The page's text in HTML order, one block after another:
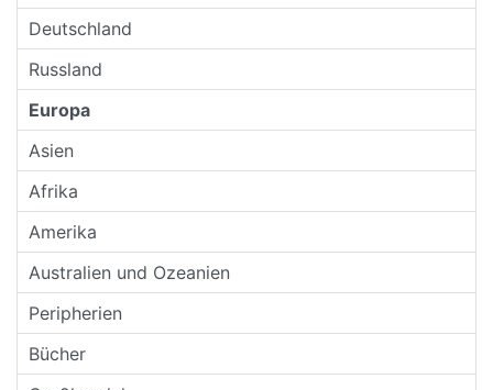
Deutschland
Russland
Europa
Asien
Afrika
Amerika
Australien und Ozeanien
Peripherien
Bücher